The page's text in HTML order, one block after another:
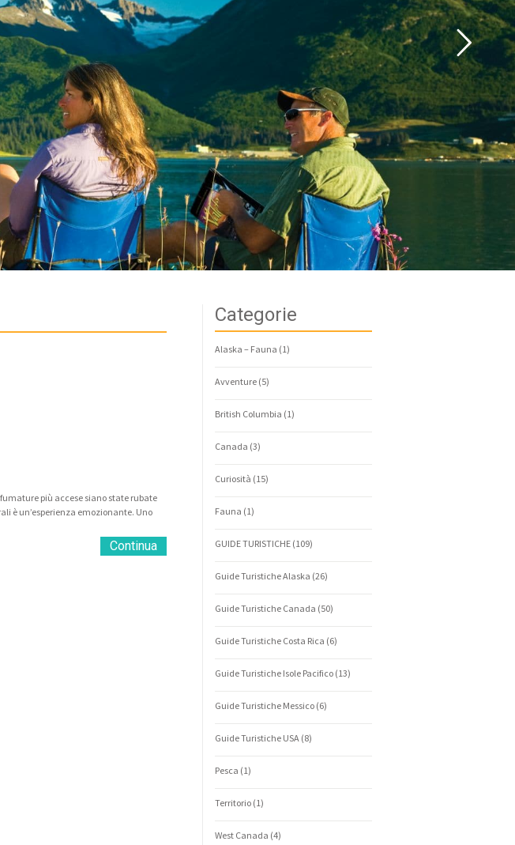
più accese siano state rubate
è un’esperienza emozionante. Uno
Continua
Categorie
Alaska – Fauna (1)
Avventure (5)
British Columbia (1)
Canada (3)
Curiosità (15)
Fauna (1)
GUIDE TURISTICHE (109)
Guide Turistiche Alaska (26)
Guide Turistiche Canada (50)
Guide Turistiche Costa Rica (6)
Guide Turistiche Isole Pacifico (13)
Guide Turistiche Messico (6)
Guide Turistiche USA (8)
Pesca (1)
Territorio (1)
West Canada (4)